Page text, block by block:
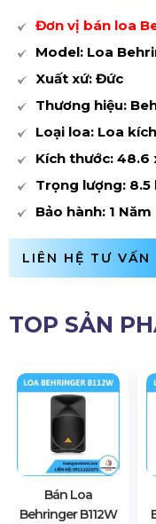
Đơn vị bán loa
Model: Loa
Xuất xứ: Đức
Thương hiệu:
Loại loa: Loa
Kích thước: 48.6
Trọng lượng: 8.5
Bảo hành: 1 Năm
LIÊN HỆ TƯ VẤN
TOP SẢN
Bán Loa
Behringer B112W